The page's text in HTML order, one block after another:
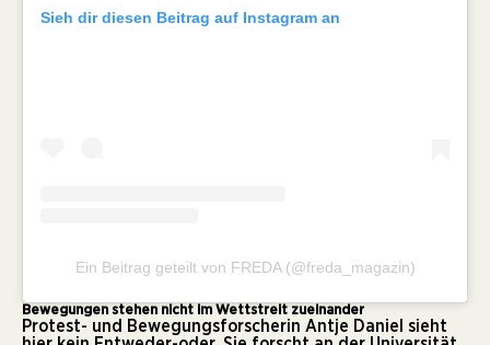
Sieh dir diesen Beitrag auf Instagram an
Ein Beitrag geteilt von FREDA (@freda_magazin)
Bewegungen stehen nicht im Wettstreit zueinander
Protest- und Bewegungsforscherin Antje Daniel sieht